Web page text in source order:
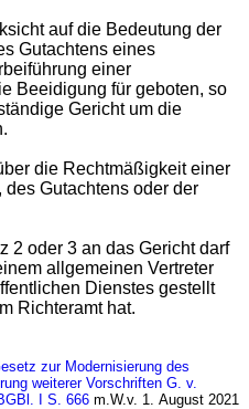
auf die Bedeutung der
Gutachtens eines
einer
Beeidigung für geboten, so
Gericht um die
die Rechtmäßigkeit einer
Gutachtens oder der
2 oder 3 an das Gericht darf
allgemeinen Vertreter
Dienstes gestellt
Richteramt hat.
zur Modernisierung des
weiterer Vorschriften G. v.
I S. 666 m.W.v. 1. August 2021